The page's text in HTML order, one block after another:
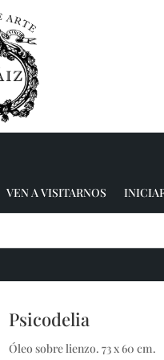
VEN A VISITARNOS
Psicodelia
Óleo sobre lienzo. 73 x 60 cm.